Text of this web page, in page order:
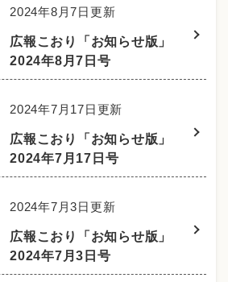
2024年8月7日更新
広報こおり「お知らせ版」
2024年8月7日号
2024年7月17日更新
広報こおり「お知らせ版」
2024年7月17日号
2024年7月3日更新
広報こおり「お知らせ版」
2024年7月3日号